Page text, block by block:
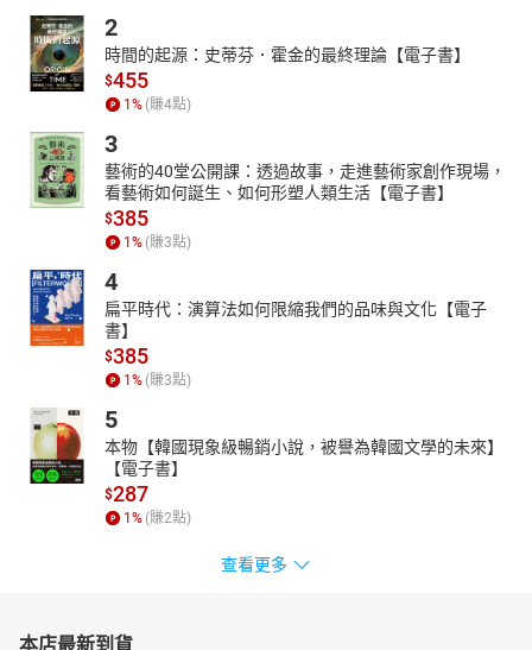
2
時間的起源：史蒂芬．霍金的最終理論【電子書】
$455
1% (賺4點)
3
藝術的40堂公開課：透過故事，走進藝術家創作現場，
看藝術如何誕生、如何形塑人類生活【電子書】
$385
1% (賺3點)
4
扁平時代：演算法如何限縮我們的品味與文化【電子
書】
$385
1% (賺3點)
5
本物【韓國現象級暢銷小說，被譽為韓國文學的未來】
【電子書】
$287
1% (賺2點)
查看更多
本店最新到貨